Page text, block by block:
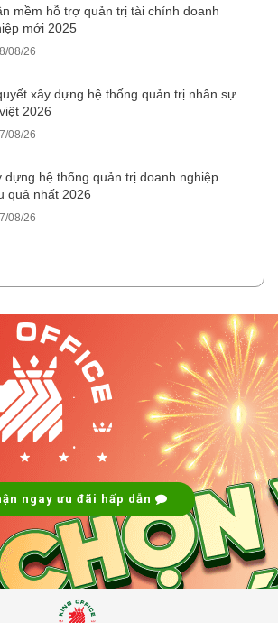
mềm hỗ trợ quản trị tài chính doanh
mới 2025
08/26
xây dựng hệ thống quản trị nhân sự
2026
08/26
dựng hệ thống quản trị doanh nghiệp
quả nhất 2026
08/26
.
.
ngay ưu đãi hấp dẫn